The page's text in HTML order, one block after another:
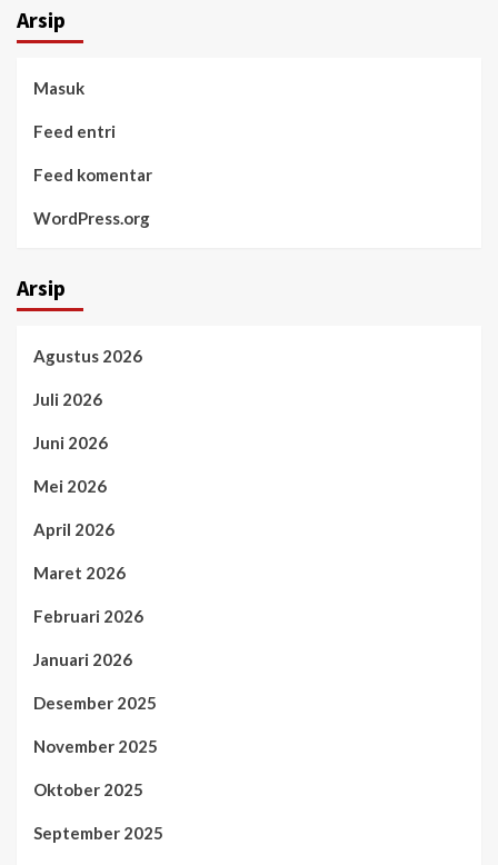
Arsip
Masuk
Feed entri
Feed komentar
WordPress.org
Arsip
Agustus 2026
Juli 2026
Juni 2026
Mei 2026
April 2026
Maret 2026
Februari 2026
Januari 2026
Desember 2025
November 2025
Oktober 2025
September 2025